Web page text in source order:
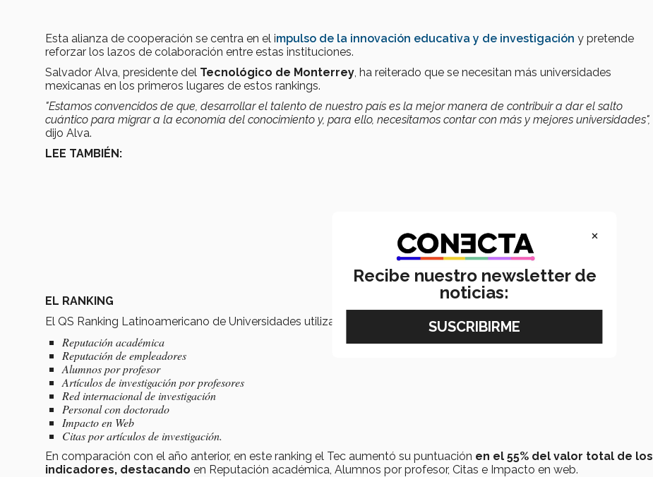
Esta alianza de cooperación se centra en el impulso de la innovación educativa y de investigación y pretende
reforzar los lazos de colaboración entre estas instituciones.
Salvador Alva, presidente del Tecnológico de Monterrey , ha reiterado que se necesitan más universidades
mexicanas en los primeros lugares de estos rankings.
"Estamos convencidos de que, desarrollar el talento de nuestro país es la mejor manera de contribuir a dar el salto
cuántico para migrar a la economía del conocimiento y, para ello, necesitamos contar con más y mejores universidades",
dijo Alva.
LEE TAMBIÉN:
EL RANKING
El QS Ranking Latinoamericano de Universidades utiliza 8 indicadores de evaluación, que son:
Reputación académica
Reputación de empleadores
Alumnos por profesor
Artículos de investigación por profesores
Red internacional de investigación
Personal con doctorado
Impacto en Web
Citas por artículos de investigación.
En comparación con el año anterior, en este ranking el Tec aumentó su puntuación en el 55% del valor total de los
indicadores, destacando en Reputación académica, Alumnos por profesor, Citas e Impacto en web.
×
Recibe nuestro newsletter de
noticias: